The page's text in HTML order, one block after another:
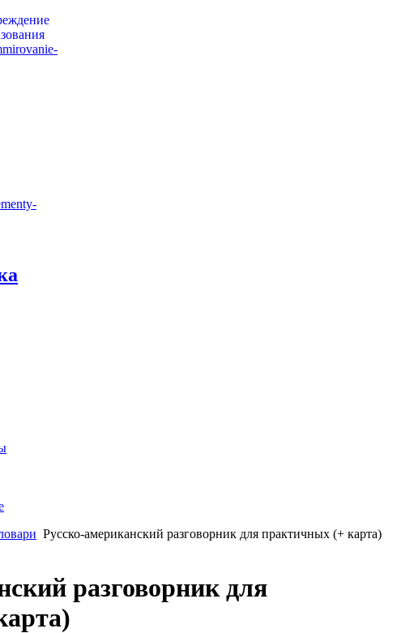
Русско-американский разговорник для практичных (+ карта)
разговорник для